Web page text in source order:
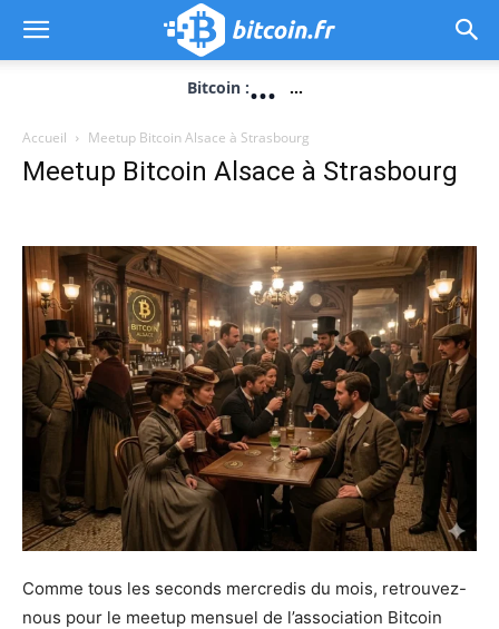
Bitcoin :... ...
Accueil Meetup Bitcoin Alsace à Strasbourg
Meetup Bitcoin Alsace à Strasbourg
Comme tous les seconds mercredis du mois, retrouvez-
nous pour le meetup mensuel de l’association Bitcoin